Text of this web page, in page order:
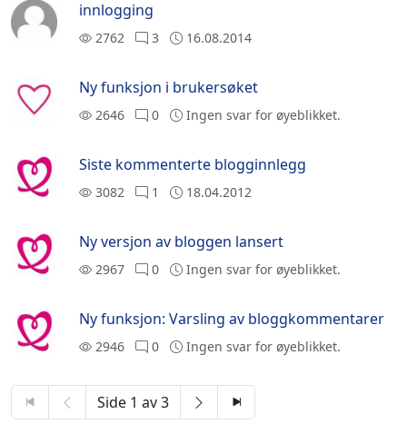
innlogging
2762 3 16.08.2014
Ny funksjon i brukersøket
2646 0 Ingen svar for øyeblikket.
Siste kommenterte blogginnlegg
3082 1 18.04.2012
Ny versjon av bloggen lansert
2967 0 Ingen svar for øyeblikket.
Ny funksjon: Varsling av bloggkommentarer
2946 0 Ingen svar for øyeblikket.
Side 1 av 3